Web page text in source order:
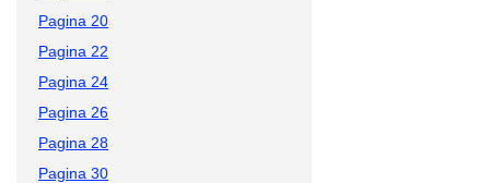
Pagina 20
Pagina 22
Pagina 24
Pagina 26
Pagina 28
Pagina 30